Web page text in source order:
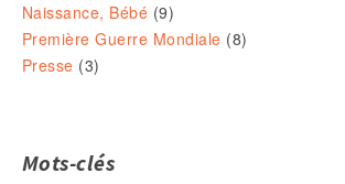
Naissance, Bébé (9)
Première Guerre Mondiale (8)
Presse (3)
Mots-clés